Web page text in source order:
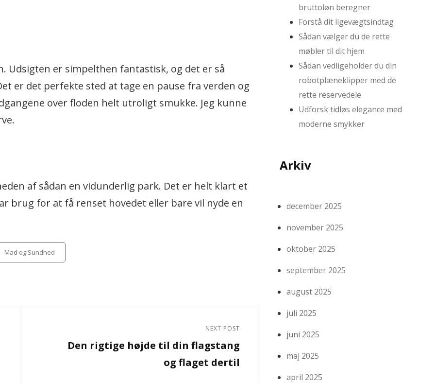
Udsigten er simpelthen fantastisk, og det er så
er det perfekte sted at tage en pause fra verden og
over floden helt utroligt smukke. Jeg kunne
af sådan en vidunderlig park. Det er helt klart et
brug for at få renset hovedet eller bare vil nyde en
Mad og Sundhed
Post
NEXT POST
Den rigtige højde til din flagstang
og flaget dertil
bruttoløn beregner
Forstå dit ligevægtsindtag
Sådan vælger du de rette
møbler til dit hjem
Sådan vedligeholder du din
robotplæneklipper med de
rette reservedele
Udforsk tidløs elegance med
moderne smykker
Arkiv
december 2025
november 2025
oktober 2025
september 2025
august 2025
juli 2025
juni 2025
maj 2025
april 2025